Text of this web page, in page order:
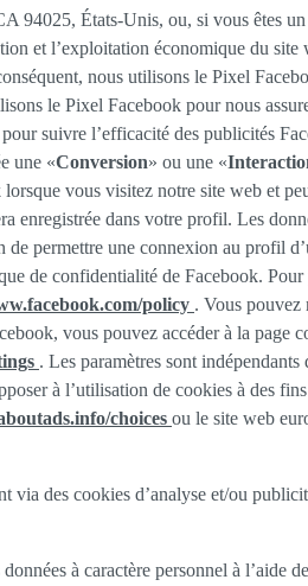
94025, États-Unis, ou, si vous êtes
et l’exploitation économique du
nous utilisons le Pixel
le Pixel Facebook pour nous
suivre l’efficacité des publicités
une «Conversion» ou une «
vous visitez notre site web et
dans votre profil. Les
permettre une connexion au profil
de confidentialité de Facebook.
policy . Vous pouvez
vous pouvez accéder à la page
. Les paramètres sont
à l’utilisation de cookies à des
choices ou le site web
des cookies d’analyse et/ou
à caractère personnel à l’aide